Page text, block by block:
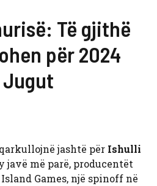
Të gjithë
për 2024
jashtë për Ishulli
javë më parë, producentët
Games, një spinoff në